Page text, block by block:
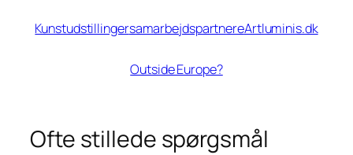
KunstudstillingersamarbejdspartnereArtluminis.dk
Outside Europe?
Ofte stillede spørgsmål